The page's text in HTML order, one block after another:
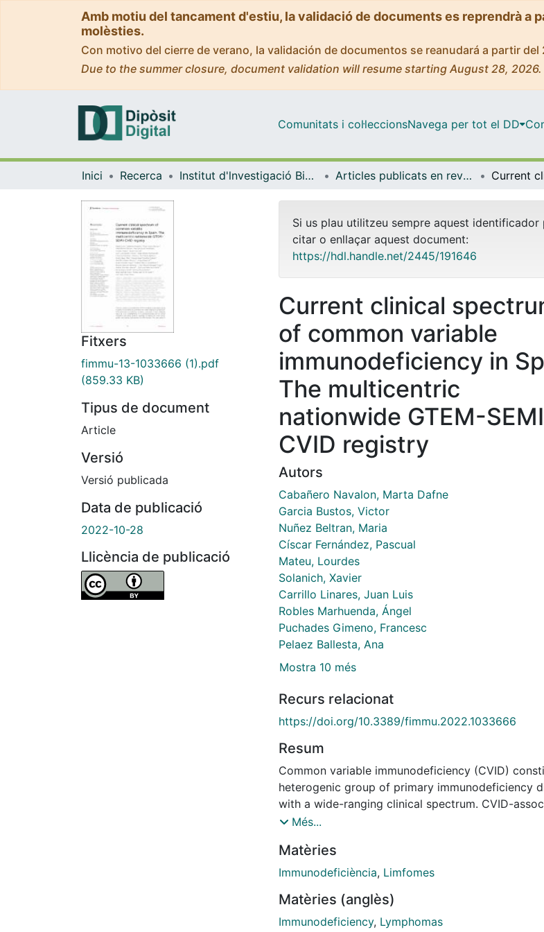
Amb motiu del tancament d'estiu, la validació de documents es reprendrà a
molèsties.
Con motivo del cierre de verano, la validación de documentos se reanudará a partir
Due to the summer closure, document validation will resume starting August 28,
Comunitats i col·leccionsNavega per tot el DD
Inici Recerca Institut d'lnvestigació Biomèdica de Bellvitge (IDIBELL) Articles publicats en revistes (Institut d'lnvestigació Biomèdica de Bellvitge (IDIBELL))
Fitxers
fimmu-13-1033666 (1).pdf
(859.33 KB)
Tipus de document
Article
Versió
Versió publicada
Data de publicació
2022-10-28
Llicència de publicació
Si us plau utilitzeu sempre aquest identificador
citar o enllaçar aquest document:
https://hdl.handle.net/2445/191646
Current clinical
of common variable
immunodeficiency in
The multicentric
nationwide GTEM-
CVID registry
Autors
Cabañero Navalon, Marta Dafne
Garcia Bustos, Victor
Nuñez Beltran, Maria
Císcar Fernández, Pascual
Mateu, Lourdes
Solanich, Xavier
Carrillo Linares, Juan Luis
Robles Marhuenda, Ángel
Puchades Gimeno, Francesc
Pelaez Ballesta, Ana
Mostra 10 més
Recurs relacionat
https://doi.org/10.3389/fimmu.2022.1033666
Resum
Common variable immunodeficiency (CVID)
heterogenic group of primary immunodeficiency
with a wide-ranging clinical spectrum. CVID-
non-infectious morbidity constitutes a major
its clinical importance and global variability,
considering the broad clinical, genetic, and regional
develop a nationwide, multicenter, retrospective
over a 3-year period describing epidemiological,
Més...
Matèries
Immunodeficiència, Limfomes
Matèries (anglès)
Immunodeficiency, Lymphomas